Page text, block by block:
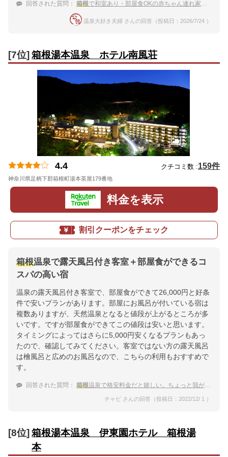
回答された質問： 箱根で和室あり・部屋食OKの赤ちゃん連れ家族におすすめの温泉宿
温泉大好き夫婦 さんの回答（投稿日：2026/7/24 ）
[7位] 箱根湯本温泉 ホテル南風荘
4.4 クチコミ数 :159件
神奈川県足柄下郡箱根町湯本茶屋179番地
料金を表示
割引クーポンをチェック
箱根温泉で露天風呂付き客室＋部屋食ができるコ
スパの高い宿
温泉の露天風呂付き客室で、部屋食ができて26,000円と好条
件で安いプランがあります。部屋にお風呂が付いている宿は
複数ありますが、天然温泉となると値段が上がるところが多
いです。ですが部屋食ができてこの値段は安いと思います。
タイミングによってはさらに5,000円安くなるプランもあっ
たので、確認してみてください。客室ではない方の露天風呂
は檜風呂と広めのお風呂なので、こちらの利用もおすすめで
す。
回答された質問： 箱根温泉で格安料金だと嬉しい。ちょっと我がままに、客室露天風呂付の温泉旅館を教えて！
チャビ さんの回答（投稿日：2022/12/ 1 ）
[8位] 箱根湯本温泉 伊東園ホテル 箱根湯
本